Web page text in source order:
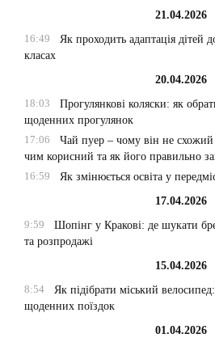
21.04.2026
16:49
Як проходить адаптація дітей
класах
20.04.2026
18:03
Прогулянкові коляски: як
щоденних прогулянок
17:06
Чай пуер – чому він не
чим корисний та як його правильно
16:59
Як змінюється освіта у
17.04.2026
9:59
Шопінг у Кракові: де шукати
та розпродажі
15.04.2026
8:54
Як підібрати міський
щоденних поїздок
01.04.2026